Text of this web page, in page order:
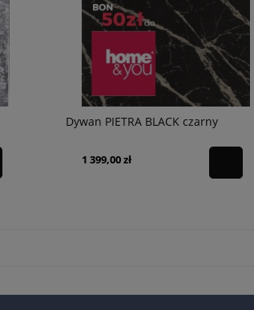
Dywan PIETRA BLACK czarny
1 399,00 zł